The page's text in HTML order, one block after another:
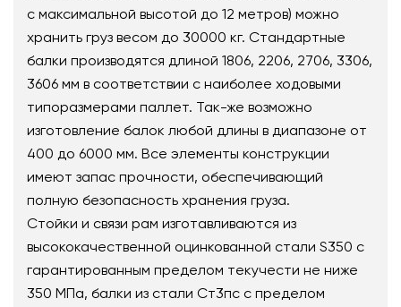
с максимальной высотой до 12 метров) можно
хранить груз весом до 30000 кг. Стандартные
балки производятся длиной 1806, 2206, 2706, 3306,
3606 мм в соответствии с наиболее ходовыми
типоразмерами паллет. Так-же возможно
изготовление балок любой длины в диапазоне от
400 до 6000 мм. Все элементы конструкции
имеют запас прочности, обеспечивающий
полную безопасность хранения груза.
Стойки и связи рам изготавливаются из
высококачественной оцинкованной стали S350 c
гарантированным пределом текучести не ниже
350 МПа, балки из стали Ст3пс с пределом